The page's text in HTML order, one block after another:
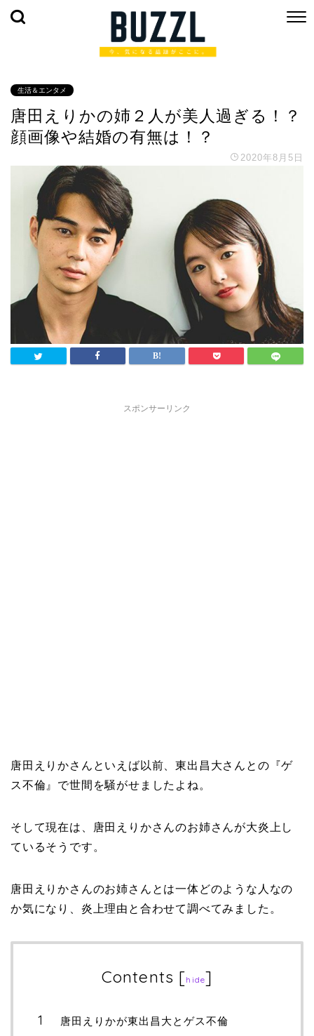
生活＆エンタメ
唐田えりかの姉２人が美人過ぎる！？
顔画像や結婚の有無は！？
2020年8月5日
スポンサーリンク
唐田えりかさんといえば以前、東出昌大さんとの『ゲ
ス不倫』で世間を騒がせましたよね。
そして現在は、唐田えりかさんのお姉さんが大炎上し
ているそうです。
唐田えりかさんのお姉さんとは一体どのような人なの
か気になり、炎上理由と合わせて調べてみました。
Contents [hide]
唐田えりかが東出昌大とゲス不倫